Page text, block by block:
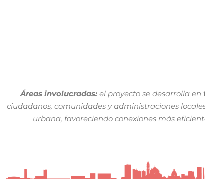
Áreas involucradas:el proyecto se desarrolla en
ciudadanos, comunidades y administraciones
urbana, favoreciendo conexiones más